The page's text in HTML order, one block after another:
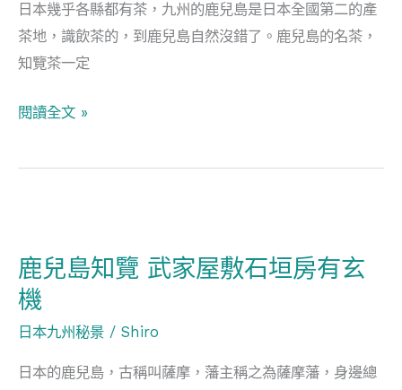
日本幾乎各縣都有茶，九州的鹿兒島是日本全國第二的產
茶地，識飲茶的，到鹿兒島自然沒錯了。鹿兒島的名茶，
知覽茶一定
可
飲
可
還
手
閱讀全文 »
鹿兒島知覽 武家屋敷石垣房有玄
機
日本九州秘景 / Shiro
日本的鹿兒島，古稱叫薩摩，藩主稱之為薩摩藩，身邊總
島
知
覽
家